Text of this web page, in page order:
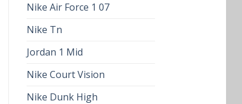
Nike Air Force 1 07
Nike Tn
Jordan 1 Mid
Nike Court Vision
Nike Dunk High